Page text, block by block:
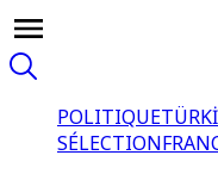
POLITIQUE
SÉLECTION